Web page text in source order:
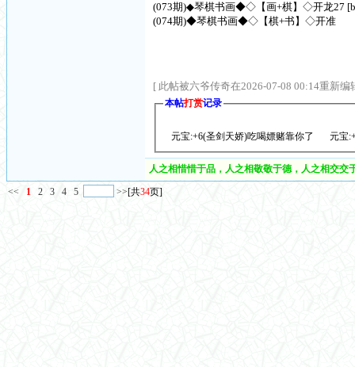
(073期)◆琴棋书画◆◇【画+棋】◇开龙27
(074期)◆琴棋书画◆◇【棋+书】◇开准
[ 此帖被六爷传奇在2026-07-08 00:14重新编
本帖打赏记录
元宝:+6(圣剑天娇)吃喝嫖赌靠你了 元宝
人之相惜惜于品，人之相敬敬于德，人之相交
<< 1 2 3 4 5 >>[共34页]